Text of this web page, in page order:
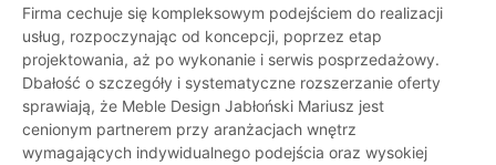
Firma cechuje się kompleksowym podejściem do realizacji
usług, rozpoczynając od koncepcji, poprzez etap
projektowania, aż po wykonanie i serwis posprzedażowy.
Dbałość o szczegóły i systematyczne rozszerzanie oferty
sprawiają, że Meble Design Jabłoński Mariusz jest
cenionym partnerem przy aranżacjach wnętrz
wymagających indywidualnego podejścia oraz wysokiej